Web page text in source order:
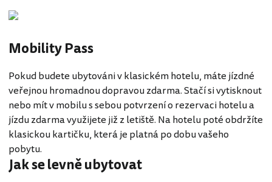
Mobility Pass
Pokud budete ubytováni v klasickém hotelu, máte jízdné
veřejnou hromadnou dopravou zdarma. Stačí si vytisknout
nebo mít v mobilu s sebou potvrzení o rezervaci hotelu a
jízdu zdarma využijete již z letiště. Na hotelu poté obdržíte
klasickou kartičku, která je platná po dobu vašeho
pobytu.
Jak se levně ubytovat